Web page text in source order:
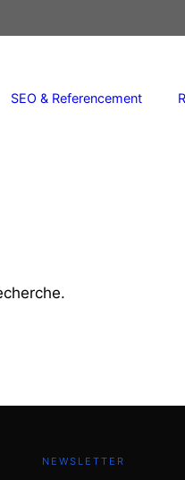
SEO & Referencement
NEWSLETTER